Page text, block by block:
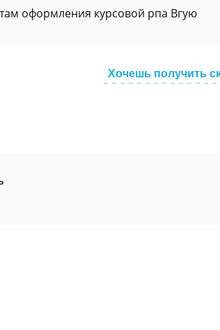
оформления курсовой рпа Вгую
Хочешь получить